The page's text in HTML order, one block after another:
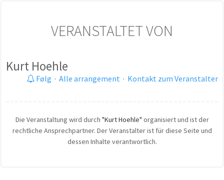
VERANSTALTET VON
Kurt Hoehle
Følg · Alle arrangement · Kontakt zum Veranstalter
Die Veranstaltung wird durch "Kurt Hoehle" organisiert und ist der
rechtliche Ansprechpartner. Der Veranstalter ist für diese Seite und
dessen Inhalte verantwortlich.